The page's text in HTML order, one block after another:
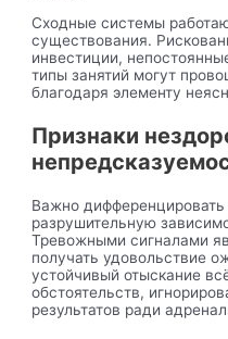
Сходные системы
существования.
инвестиции,
типы занятий могут
благодаря элементу
Признаки
Важно
разрушительную
Тревожными сигналами
получать удовольствие
устойчивый отыскание
обстоятельств,
результатов ради